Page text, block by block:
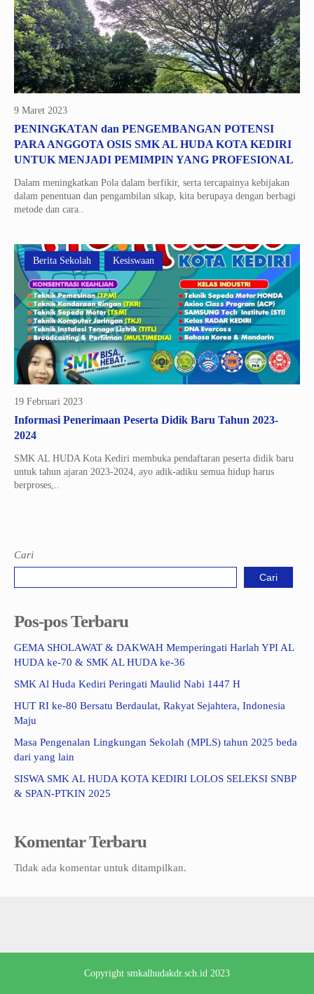
9 Maret 2023
PENINGKATAN dan PENGEMBANGAN POTENSI
PARA ANGGOTA OSIS SMK AL HUDA KOTA KEDIRI
UNTUK MENJADI PEMIMPIN YANG PROFESIONAL
Dalam meningkatkan Pola dalam berfikir, serta tercapainya kebijakan
dalam penentuan dan pengambilan sikap, kita berupaya dengan berbagi
metode dan cara..
Berita Sekolah Kesiswaan
19 Februari 2023
Informasi Penerimaan Peserta Didik Baru Tahun 2023-
2024
SMK AL HUDA Kota Kediri membuka pendaftaran peserta didik baru
untuk tahun ajaran 2023-2024, ayo adik-adiku semua hidup harus
berproses,..
Cari
Cari
Pos-pos Terbaru
GEMA SHOLAWAT & DAKWAH Memperingati Harlah YPI AL
HUDA ke-70 & SMK AL HUDA ke-36
SMK Al Huda Kediri Peringati Maulid Nabi 1447 H
HUT RI ke-80 Bersatu Berdaulat, Rakyat Sejahtera, Indonesia
Maju
Masa Pengenalan Lingkungan Sekolah (MPLS) tahun 2025 beda
dari yang lain
SISWA SMK AL HUDA KOTA KEDIRI LOLOS SELEKSI SNBP
& SPAN-PTKIN 2025
Komentar Terbaru
Tidak ada komentar untuk ditampilkan.
Copyright smkalhudakdr.sch.id 2023